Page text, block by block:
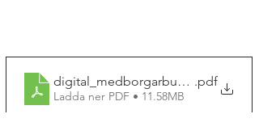
.pdf
Ladda ner PDF • 11.58MB